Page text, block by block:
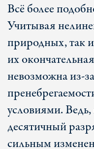
Всё более
Учитывая
природных, так
их
невозможна из-
условиями.
десятичный
сильным